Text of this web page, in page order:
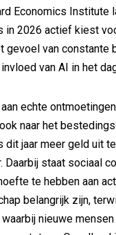
Economics Institute
in 2026 actief kiest
gevoel van constante
van AI in het
echte
naar het
dit jaar meer geld uit
Daarbij staat sociaal
te hebben aan
belangrijk zijn,
waarbij nieuwe